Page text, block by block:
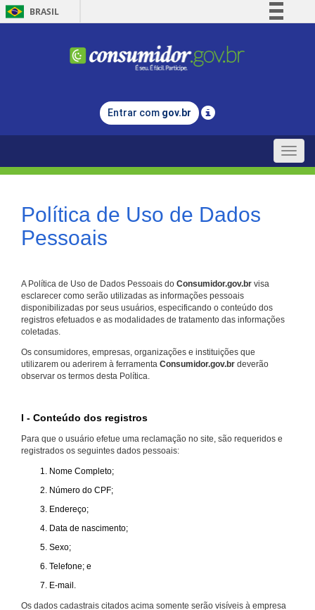
BRASIL
Comunica BR
Legislação
Entrar com gov.br
Toggle
Política de Uso de Dados
Pessoais
A Política de Uso de Dados Pessoais do Consumidor.gov.br visa
esclarecer como serão utilizadas as informações pessoais
disponibilizadas por seus usuários, especificando o conteúdo dos
registros efetuados e as modalidades de tratamento das informações
coletadas.
Os consumidores, empresas, organizações e instituições que
utilizarem ou aderirem à ferramenta Consumidor.gov.br deverão
observar os termos desta Política.
I - Conteúdo dos registros
Para que o usuário efetue uma reclamação no site, são requeridos e
registrados os seguintes dados pessoais:
Nome Completo;
Número do CPF;
Endereço;
Data de nascimento;
Sexo;
Telefone; e
E-mail.
Os dados cadastrais citados acima somente serão visíveis à empresa